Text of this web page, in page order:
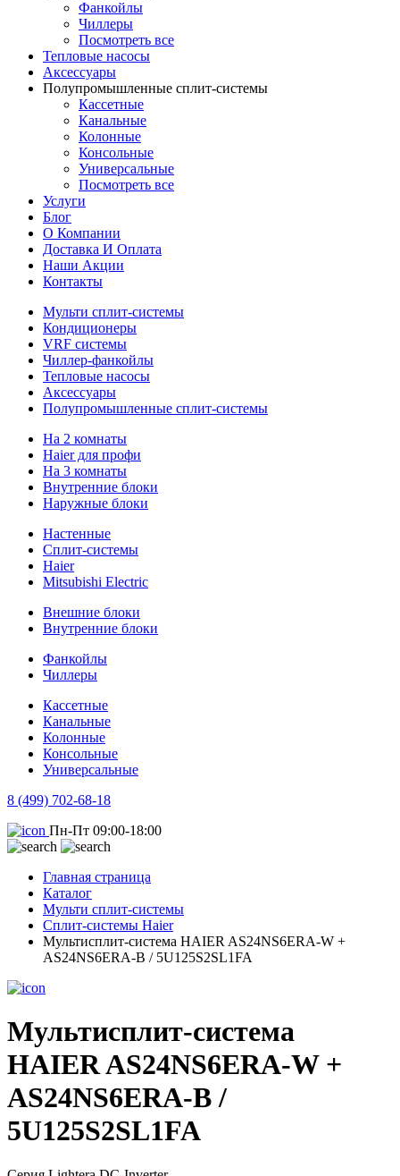
Фанкойлы
Чиллеры
Посмотреть все
Тепловые насосы
Аксессуары
Полупромышленные сплит-системы
Кассетные
Канальные
Колонные
Консольные
Универсальные
Посмотреть все
Услуги
Блог
О Компании
Доставка И Оплата
Наши Акции
Контакты
Мульти сплит-системы
Кондиционеры
VRF системы
Чиллер-фанкойлы
Тепловые насосы
Аксессуары
Полупромышленные сплит-системы
На 2 комнаты
Haier для профи
На 3 комнаты
Внутренние блоки
Наружные блоки
Настенные
Сплит-системы
Haier
Mitsubishi Electric
Внешние блоки
Внутренние блоки
Фанкойлы
Чиллеры
Кассетные
Канальные
Колонные
Консольные
Универсальные
8 (499) 702-68-18
Пн-Пт 09:00-18:00
Главная страница
Каталог
Мульти сплит-системы
Сплит-системы Haier
Мультисплит-система HAIER AS24NS6ERA-W +
AS24NS6ERA-B / 5U125S2SL1FA
Мультисплит-система
HAIER AS24NS6ERA-W +
AS24NS6ERA-B /
5U125S2SL1FA